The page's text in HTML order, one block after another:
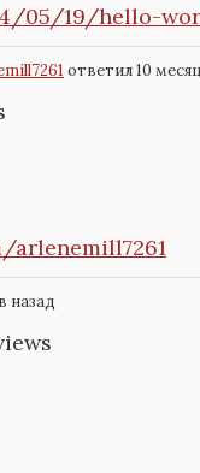
05/19/hello-
ответил 10
назад